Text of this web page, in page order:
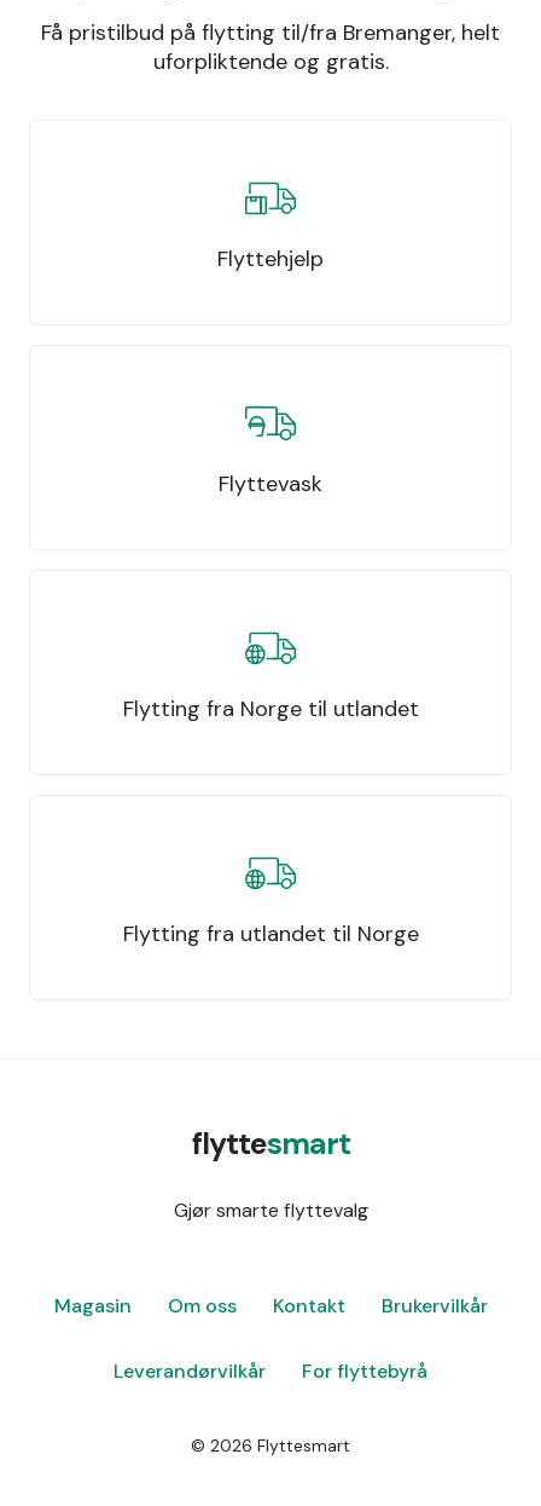
Få pristilbud på flytting til/fra Bremanger, helt
uforpliktende og gratis.
Flyttehjelp
Flyttevask
Flytting fra Norge til utlandet
Flytting fra utlandet til Norge
flyttesmart
Gjør smarte flyttevalg
Magasin Om oss Kontakt Brukervilkår
Leverandørvilkår For flyttebyrå
© 2026 Flyttesmart